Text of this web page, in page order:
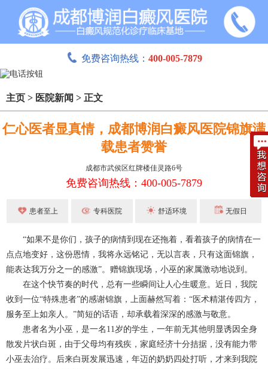
免费咨询热线： 400-005-7879
主页 > 医院新闻 > 正文
仁心医者显真情，成都博润白癜风医院锦旗满
载患者赞誉
成都市武侯区红牌楼佳灵路6号
免费咨询热线：400-005-7879
患者至上 专科医院 舒适环境 无假日
“如果不是你们，孩子的病情到现在还拖着，看着孩子的病情在一
点点地变好，这份恩情，我将永远铭记，无以言表，只有这面锦旗，
能表达我万分之一的感激”。赠锦旗现场，小巫的家属激动地说到。
在这个快节奏的时代，总有一些瞬间让人心生暖意。近日，我院
收到一位“特殊患者”的感谢锦旗，上面赫然写着：“医术精湛传四方，
服务至上如亲人。”简短的话语，却承载着深深的感激与敬意。
患者名为小巫，是一名11岁的学生，一年前无其他明显诱因全身
散发片状白斑，由于父母均有残疾，家庭经济十分拮据，没有能力带
小巫去治疗。后来白斑发展迅速，年迈的奶奶四处打听，才来到我院